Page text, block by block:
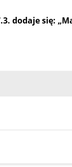
7.3. dodaje się: